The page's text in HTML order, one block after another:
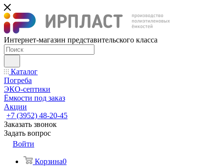
Интернет-магазин представительского класса
Каталог
Погреба
ЭКО-септики
Ёмкости под заказ
Акции
+7 (3952) 48-20-45
Заказать звонок
Задать вопрос
Войти
Корзина0